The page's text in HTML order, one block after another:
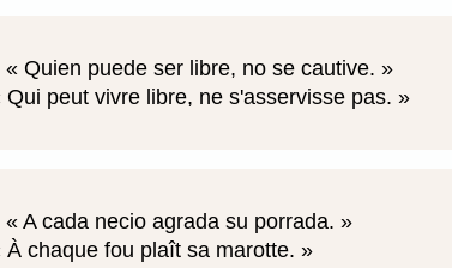
Quien puede ser libre, no se cautive.
Qui peut vivre libre, ne s'asservisse pas.
A cada necio agrada su porrada.
À chaque fou plaît sa marotte.